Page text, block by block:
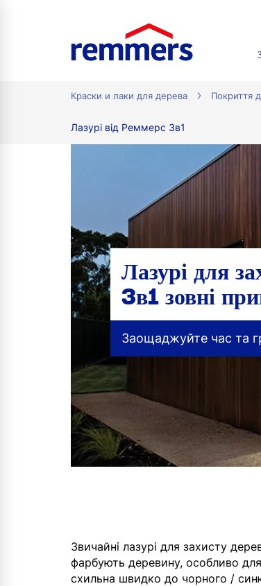
Краски и лаки для дерева Покриття
Лазурі від Реммерс 3в1
Лазурі для
3в1 зовні
Заощаджуйте час та
Звичайні лазурі для захисту
фарбують деревину, особливо
схильна швидко до чорного /